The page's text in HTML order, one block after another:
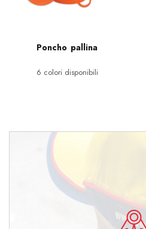
Poncho pallina
6 colori disponibili